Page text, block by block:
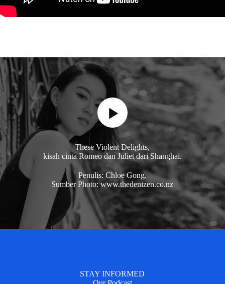
These Violent Delights,
kisah cinta Romeo dan Juliet dari Shanghai.
Penulis: Chloe Gong.
Sumber Photo: www.thedenizen.co.nz
STAY INFORMED